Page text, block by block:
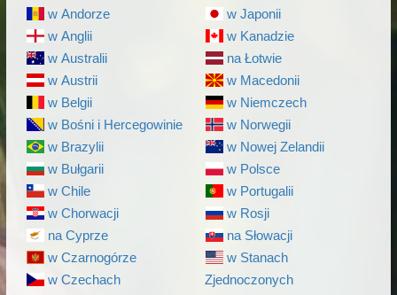
w Andorze
w Anglii
w Australii
w Austrii
w Belgii
w Bośni i Hercegowinie
w Brazylii
w Bułgarii
w Chile
w Chorwacji
na Cyprze
w Czarnogórze
w Czechach
w Japonii
w Kanadzie
na Łotwie
w Macedonii
w Niemczech
w Norwegii
w Nowej Zelandii
w Polsce
w Portugalii
w Rosji
na Słowacji
w Stanach
Zjednoczonych